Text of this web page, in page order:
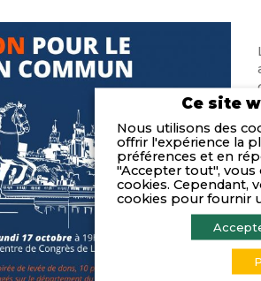
Ce site
Nous utilisons des
offrir l'expérience la
préférences et en
"Accepter tout", vous
cookies. Cependant,
cookies pour fournir